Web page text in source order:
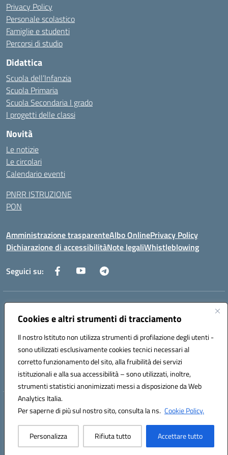
Cookies e altri strumenti di tracciamento
Il nostro Istituto non utilizza strumenti di profilazione degli utenti -
sono utilizzati esclusivamente cookies tecnici necessari al
corretto funzionamento del sito, alla fruibilità dei servizi
istituzionali e alla sua accessibilità – sono utilizzati, inoltre,
strumenti statistici anonimizzati messi a disposizione da Web
Analytics Italia.
Per saperne di più sul nostro sito, consulta la ns. Cookie Policy.
Personalizza Rifiuta tutto Accettare tutto
Privacy Policy
Personale scolastico
Famiglie e studenti
Percorsi di studio
Didattica
Scuola dell’Infanzia
Scuola Primaria
Scuola Secondaria I grado
I progetti delle classi
Novità
Le notizie
Le circolari
Calendario eventi
PNRR ISTRUZIONE
PON
Amministrazione trasparenteAlbo OnlinePrivacy Policy
Dichiarazione di accessibilitàNote legaliWhistleblowing
Seguici su:
Indirizzo:
Centralino:0832712132 Email:leic84200l@istruzione.it
Codice fiscale: 80012890754
Codice meccanografico:
LEIC84200L
Codice unico di fatturazione (CUF): UF9DQ6
Hosting & Powered by 3D Solution S.r.l.
Concept & Design by Designers Italia